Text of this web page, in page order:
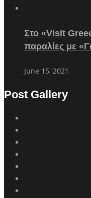
Στο «Visit
παραλίες με
June 15, 2021
Post Gallery